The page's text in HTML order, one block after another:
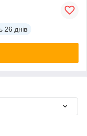
26 днів